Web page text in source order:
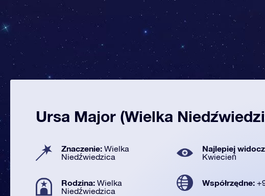
Ursa Major (Wielka
Znaczenie: Wielka
Niedźwiedzica
Najlepiej
Kwiecień
Rodzina: Wielka
Niedźwiedzica
Współrzędne: